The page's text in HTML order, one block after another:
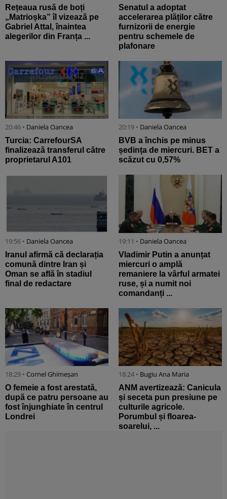
Rețeaua rusă de boți
„Matrioșka” îl vizează pe
Gabriel Attal, înaintea
alegerilor din Franța ...
Senatul a adoptat
accelerarea plăților către
furnizorii de energie
pentru schemele de
plafonare
20:46 • Daniela Oancea
Turcia: CarrefourSA
finalizează transferul către
proprietarul A101
20:19 • Daniela Oancea
BVB a închis pe minus
ședința de miercuri. BET a
scăzut cu 0,57%
19:56 • Daniela Oancea
Iranul afirmă că declarația
comună dintre Iran și
Oman se află în stadiul
final de redactare
19:11 • Daniela Oancea
Vladimir Putin a anunțat
miercuri o amplă
remaniere la vârful armatei
ruse, și a numit noi
comandanți ...
18:29 • Cornel Ghimeșan
O femeie a fost arestată,
după ce patru persoane au
fost înjunghiate în centrul
Londrei
18:24 • Bugiu ⁠Ana Maria
ANM avertizează: Canicula
și seceta pun presiune pe
culturile agricole.
Porumbul și floarea-
soarelui, ...